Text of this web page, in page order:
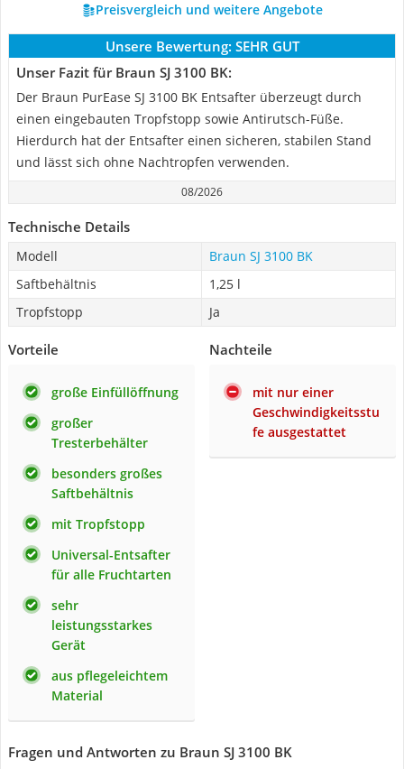
Preisvergleich und weitere Angebote
Unsere Bewertung: SEHR GUT
Unser Fazit für Braun SJ 3100 BK:
Der Braun PurEase SJ 3100 BK Entsafter überzeugt durch
einen eingebauten Tropfstopp sowie Antirutsch-Füße.
Hierdurch hat der Entsafter einen sicheren, stabilen Stand
und lässt sich ohne Nachtropfen verwenden.
08/2026
Technische Details
Modell
Braun SJ 3100 BK
Saftbehältnis
1,25 l
Tropfstopp
Ja
Vorteile
große Einfüllöffnung
großer
Tresterbehälter
besonders großes
Saftbehältnis
mit Tropfstopp
Universal-Entsafter
für alle Fruchtarten
sehr
leistungsstarkes
Gerät
aus pflegeleichtem
Material
Nachteile
mit nur einer
Geschwindigkeitsstu
fe ausgestattet
Fragen und Antworten zu Braun SJ 3100 BK